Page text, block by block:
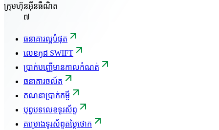
ក្រុមហ៊ុនអ៊ីនធឺណិត
៧
ធនាគារល្អបំផុត
លេខកូដ SWIFT
ប្រាក់បញ្ញើមានកាលកំណត់
ធនាគារចល័ត
គណនាប្រាក់កម្ចី
បុព្វបទលេខទូរស័ព្ទ
គម្រោងទូរស័ព្ទតម្លៃថោក